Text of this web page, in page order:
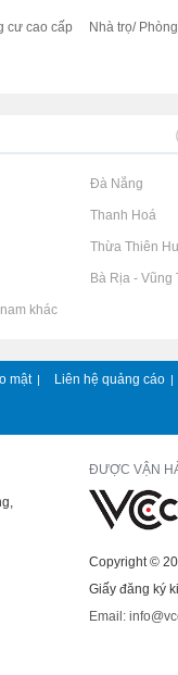
cư cao cấp
Nhà trọ/
Rao vặt tại Đà Nẵng
Rao vặt tại Thanh Hoá
Rao vặt tại Thừa Thiên
Rao vặt tại Bà Rịa - Vũng
khác
mật | Liên hệ quảng cáo |
ĐƯỢC VẬN
Copyright ©
Giấy đăng ký
Email: